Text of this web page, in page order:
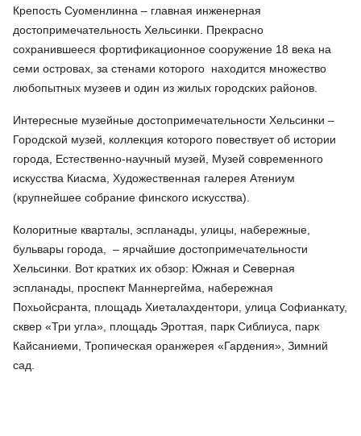
Крепость Суоменлинна – главная инженерная
достопримечательность Хельсинки. Прекрасно
сохранившееся фортификационное сооружение 18 века на
семи островах, за стенами которого находится множество
любопытных музеев и один из жилых городских районов.
Интересные музейные достопримечательности Хельсинки –
Городской музей, коллекция которого повествует об истории
города, Естественно-научный музей, Музей современного
искусства Киасма, Художественная галерея Атениум
(крупнейшее собрание финского искусства).
Колоритные кварталы, эспланады, улицы, набережные,
бульвары города, – ярчайшие достопримечательности
Хельсинки. Вот кратких их обзор: Южная и Северная
эспланады, проспект Маннергейма, набережная
Похьойсранта, площадь Хиеталахдентори, улица Софианкату,
сквер «Три угла», площадь Эроттая, парк Сиблиуса, парк
Кайсаниеми, Тропическая оранжерея «Гардения», Зимний
сад.